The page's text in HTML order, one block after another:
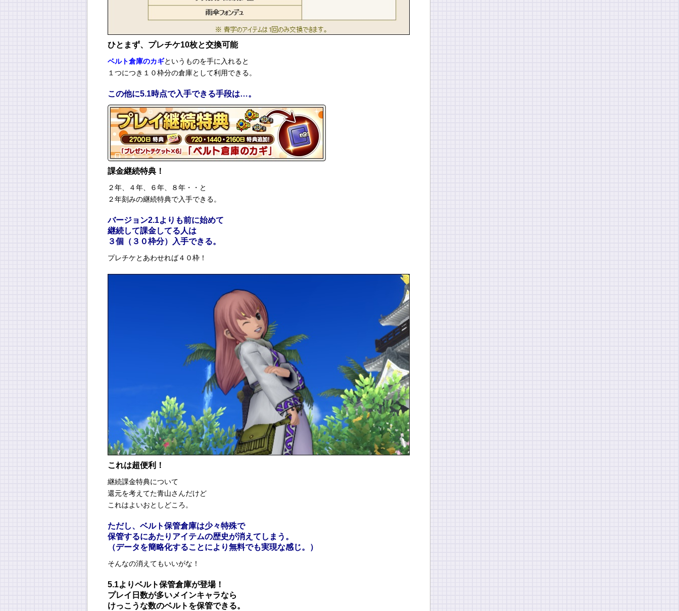
ひとまず、プレチケ10枚と交換可能
ベルト倉庫のカギというものを手に入れると
１つにつき１０枠分の倉庫として利用できる。
この他に5.1時点で入手できる手段は…。
課金継続特典！
２年、４年、６年、８年・・と
２年刻みの継続特典で入手できる。
バージョン2.1よりも前に始めて
継続して課金してる人は
３個（３０枠分）入手できる。
プレチケとあわせれば４０枠！
これは超便利！
継続課金特典について
還元を考えてた青山さんだけど
これはよいおとしどころ。
ただし、ベルト保管倉庫は少々特殊で
保管するにあたりアイテムの歴史が消えてしまう。
（データを簡略化することにより無料でも実現な感じ。）
そんなの消えてもいいがな！
5.1よりベルト保管倉庫が登場！
プレイ日数が多いメインキャラなら
けっこうな数のベルトを保管できる。